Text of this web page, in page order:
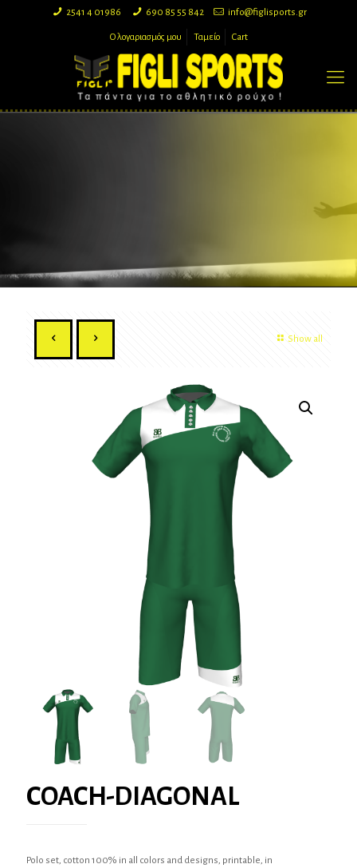
2541 4 01986 690 85 55 842 info@figlisports.gr
Ο λογαριασμός μου Ταμείο Cart
Show all
COACH-DIAGONAL
Polo set, cotton 100% in all colors and designs, printable, in